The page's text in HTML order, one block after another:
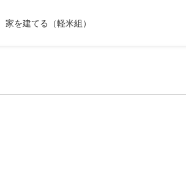
家を建てる（軽米組）